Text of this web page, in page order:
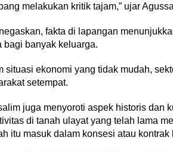
melakukan kritik tajam,” ujar
fakta di lapangan
bagi banyak keluarga.
situasi ekonomi yang tidak mudah,
setempat.
juga menyoroti aspek historis dan
di tanah ulayat yang telah lama
itu masuk dalam konsesi atau kontrak